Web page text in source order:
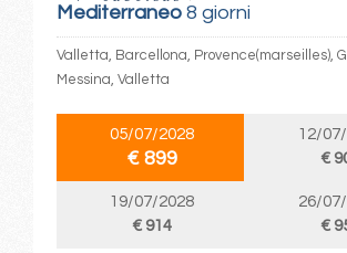
Mediterraneo8 giorni
Valletta, Barcellona, Provence(marseilles),
Messina, Valletta
05/07/2028
€ 899
12/
€
19/07/2028
€ 914
26/
€